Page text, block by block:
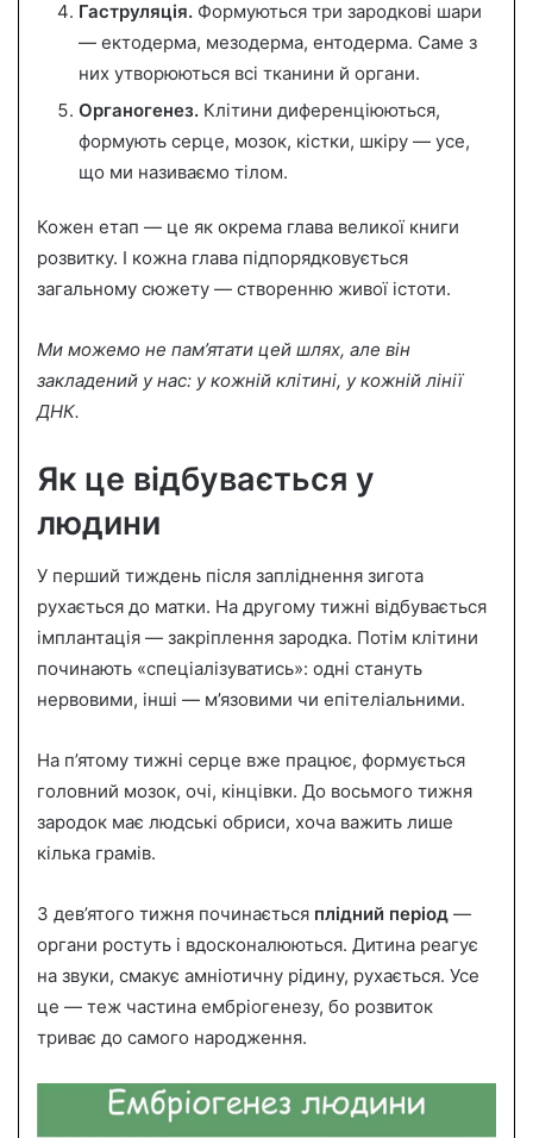
Гаструляція. Формуються три зародкові шари
— ектодерма, мезодерма, ентодерма. Саме з
них утворюються всі тканини й органи.
Органогенез. Клітини диференціюються,
формують серце, мозок, кістки, шкіру — усе,
що ми називаємо тілом.
Кожен етап — це як окрема глава великої книги
розвитку. І кожна глава підпорядковується
загальному сюжету — створенню живої істоти.
Ми можемо не пам’ятати цей шлях, але він
закладений у нас: у кожній клітині, у кожній лінії
ДНК.
Як це відбувається у
людини
У перший тиждень після запліднення зигота
рухається до матки. На другому тижні відбувається
імплантація — закріплення зародка. Потім клітини
починають «спеціалізуватись»: одні стануть
нервовими, інші — м’язовими чи епітеліальними.
На п’ятому тижні серце вже працює, формується
головний мозок, очі, кінцівки. До восьмого тижня
зародок має людські обриси, хоча важить лише
кілька грамів.
З дев’ятого тижня починається плідний період —
органи ростуть і вдосконалюються. Дитина реагує
на звуки, смакує амніотичну рідину, рухається. Усе
це — теж частина ембріогенезу, бо розвиток
триває до самого народження.